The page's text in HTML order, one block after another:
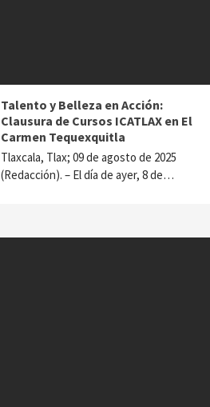
Talento y Belleza en Acción:
Clausura de Cursos ICATLAX en El
Carmen Tequexquitla
Tlaxcala, Tlax; 09 de agosto de 2025
(Redacción). – El día de ayer, 8 de…